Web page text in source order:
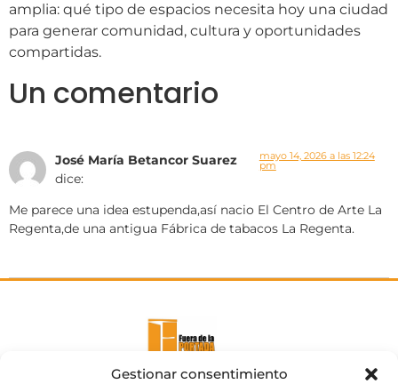
Gestionar consentimiento
amplia: qué tipo de espacios necesita hoy una ciudad
para generar comunidad, cultura y oportunidades
compartidas.
Un comentario
José María Betancor Suarez
dice:
mayo 14, 2026 a las 12:24
pm
Me parece una idea estupenda,así nacio El Centro de Arte La
Regenta,de una antigua Fábrica de tabacos La Regenta.